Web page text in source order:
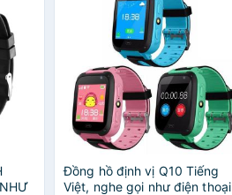
Đồng hồ định vị Q10 Tiếng
Việt, nghe gọi như điện thoại